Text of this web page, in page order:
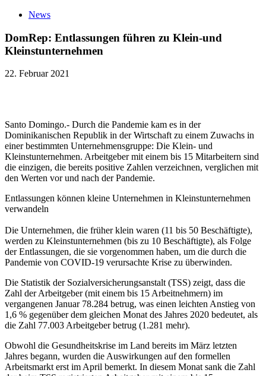
News
DomRep: Entlassungen führen zu Klein-und
Kleinstunternehmen
22. Februar 2021
Santo Domingo.- Durch die Pandemie kam es in der
Dominikanischen Republik in der Wirtschaft zu einem Zuwachs in
einer bestimmten Unternehmensgruppe: Die Klein- und
Kleinstunternehmen. Arbeitgeber mit einem bis 15 Mitarbeitern sind
die einzigen, die bereits positive Zahlen verzeichnen, verglichen mit
den Werten vor und nach der Pandemie.
Entlassungen können kleine Unternehmen in Kleinstunternehmen
verwandeln
Die Unternehmen, die früher klein waren (11 bis 50 Beschäftigte),
werden zu Kleinstunternehmen (bis zu 10 Beschäftigte), als Folge
der Entlassungen, die sie vorgenommen haben, um die durch die
Pandemie von COVID-19 verursachte Krise zu überwinden.
Die Statistik der Sozialversicherungsanstalt (TSS) zeigt, dass die
Zahl der Arbeitgeber (mit einem bis 15 Arbeitnehmern) im
vergangenen Januar 78.284 betrug, was einen leichten Anstieg von
1,6 % gegenüber dem gleichen Monat des Jahres 2020 bedeutet, als
die Zahl 77.003 Arbeitgeber betrug (1.281 mehr).
Obwohl die Gesundheitskrise im Land bereits im März letzten
Jahres begann, wurden die Auswirkungen auf den formellen
Arbeitsmarkt erst im April bemerkt. In diesem Monat sank die Zahl